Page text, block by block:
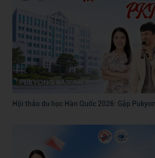
Hội thảo du học Hàn Quốc 2026: Gặp